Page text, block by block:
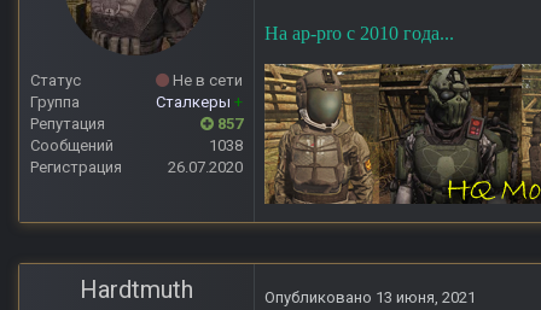
Статус
Не в сети
Группа
Сталкеры +
Репутация
857
Сообщений
1038
Регистрация
26.07.2020
На ap-pro с 2010 года...
Hardtmuth Опубликовано 13 июня, 2021